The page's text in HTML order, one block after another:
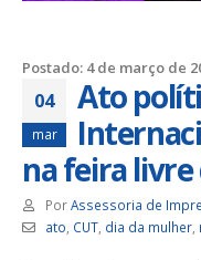
Postado: 4 de março de
04
mar
Ato
na feira livre
PorAssessoria de
ato, CUT, dia da mulher,